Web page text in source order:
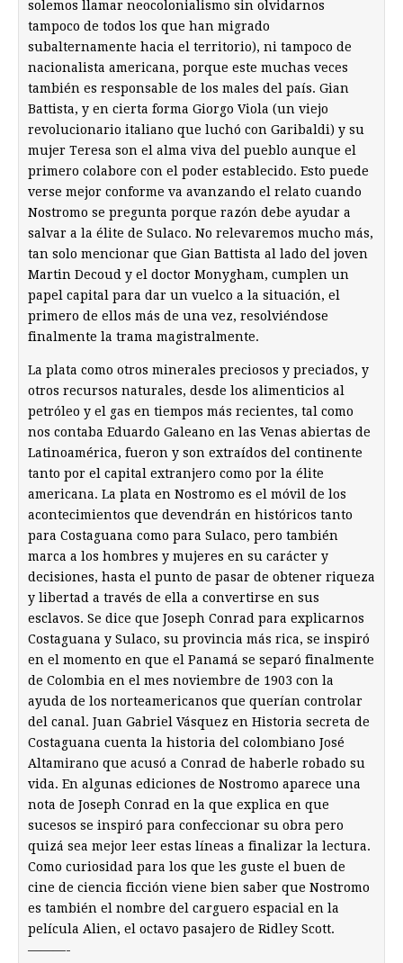
solemos llamar neocolonialismo sin olvidarnos
tampoco de todos los que han migrado
subalternamente hacia el territorio), ni tampoco de
nacionalista americana, porque este muchas veces
también es responsable de los males del país. Gian
Battista, y en cierta forma Giorgo Viola (un viejo
revolucionario italiano que luchó con Garibaldi) y su
mujer Teresa son el alma viva del pueblo aunque el
primero colabore con el poder establecido. Esto puede
verse mejor conforme va avanzando el relato cuando
Nostromo se pregunta porque razón debe ayudar a
salvar a la élite de Sulaco. No relevaremos mucho más,
tan solo mencionar que Gian Battista al lado del joven
Martin Decoud y el doctor Monygham, cumplen un
papel capital para dar un vuelco a la situación, el
primero de ellos más de una vez, resolviéndose
finalmente la trama magistralmente.
La plata como otros minerales preciosos y preciados, y
otros recursos naturales, desde los alimenticios al
petróleo y el gas en tiempos más recientes, tal como
nos contaba Eduardo Galeano en las Venas abiertas de
Latinoamérica, fueron y son extraídos del continente
tanto por el capital extranjero como por la élite
americana. La plata en Nostromo es el móvil de los
acontecimientos que devendrán en históricos tanto
para Costaguana como para Sulaco, pero también
marca a los hombres y mujeres en su carácter y
decisiones, hasta el punto de pasar de obtener riqueza
y libertad a través de ella a convertirse en sus
esclavos. Se dice que Joseph Conrad para explicarnos
Costaguana y Sulaco, su provincia más rica, se inspiró
en el momento en que el Panamá se separó finalmente
de Colombia en el mes noviembre de 1903 con la
ayuda de los norteamericanos que querían controlar
del canal. Juan Gabriel Vásquez en Historia secreta de
Costaguana cuenta la historia del colombiano José
Altamirano que acusó a Conrad de haberle robado su
vida. En algunas ediciones de Nostromo aparece una
nota de Joseph Conrad en la que explica en que
sucesos se inspiró para confeccionar su obra pero
quizá sea mejor leer estas líneas a finalizar la lectura.
Como curiosidad para los que les guste el buen de
cine de ciencia ficción viene bien saber que Nostromo
es también el nombre del carguero espacial en la
película Alien, el octavo pasajero de Ridley Scott.
———-